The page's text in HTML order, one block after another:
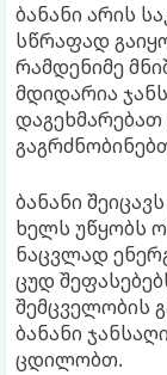
ბანანი არის
სწრაფად
რამდენიმე
მდიდარია
დაგეხმარებათ
ბანანი
ხელს უწყობს
ნაცვლად
ცუდ
შემცველობის
ბანანი
ცდილობთ.